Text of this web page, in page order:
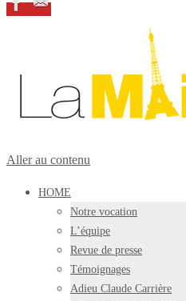
Aller au contenu
HOME
Notre vocation
L’équipe
Revue de presse
Témoignages
Adieu Claude Carrière